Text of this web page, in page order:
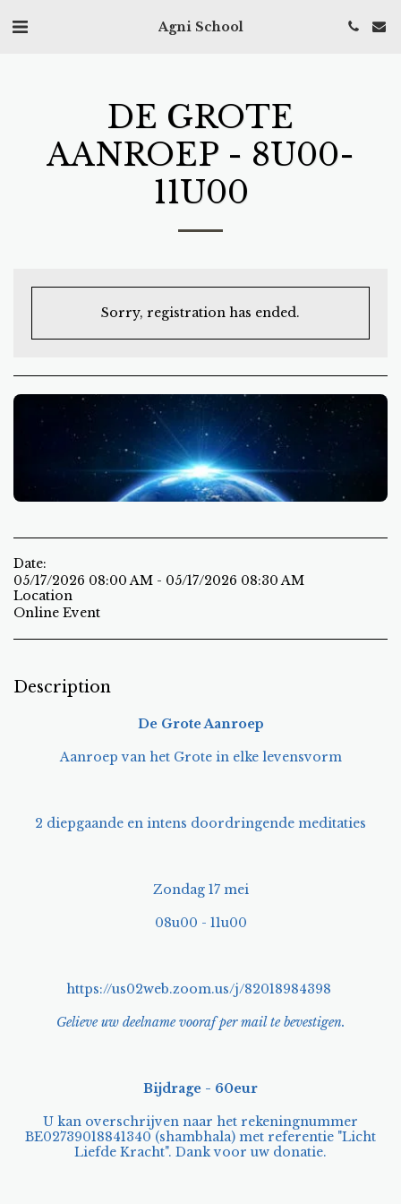
Agni School
DE GROTE
AANROEP - 8U00-
11U00
Sorry, registration has ended.
Date:
05/17/2026 08:00 AM - 05/17/2026 08:30 AM
Location
Online Event
Description
De Grote Aanroep
Aanroep van het Grote in elke levensvorm
2 diepgaande en intens doordringende meditaties
Zondag 17 mei
08u00 - 11u00
https://us02web.zoom.us/j/82018984398
Gelieve uw deelname vooraf per mail te bevestigen.
Bijdrage - 60eur
U kan overschrijven naar het rekeningnummer
BE02739018841340 (shambhala) met referentie "Licht
Liefde Kracht". Dank voor uw donatie.